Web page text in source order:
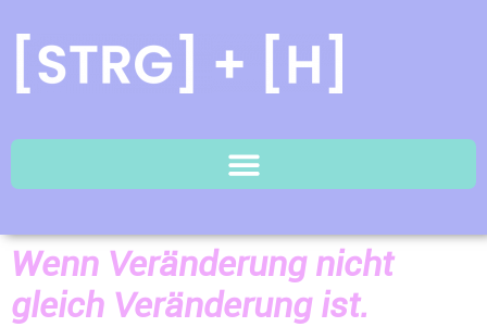
Wenn Veränderung nicht
gleich Veränderung ist.